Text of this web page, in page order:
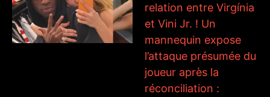
relation entre Virgínia
et Vini Jr. ! Un
mannequin expose
l’attaque présumée du
joueur après la
réconciliation :